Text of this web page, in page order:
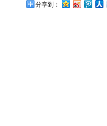
分享到：